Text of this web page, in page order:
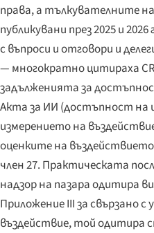
права, а тълкувателните
публикувани през 2025 и
с въпроси и отговори и
— многократно цитираха
задълженията за
Акта за ИИ (достъпност на
измерението на
оценките на
член 27. Практическата
надзор на пазара одитира
Приложение III за свързано с
въздействие, той одитира